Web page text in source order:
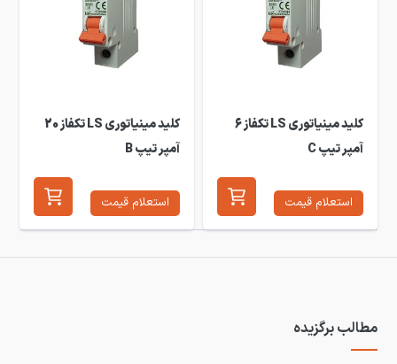
کلید مینیاتوری LS تکفاز 6
آمپر تیپ C
استعلام قیمت
کلید مینیاتوری LS تکفاز 20
آمپر تیپ B
استعلام قیمت
مطالب برگزیده